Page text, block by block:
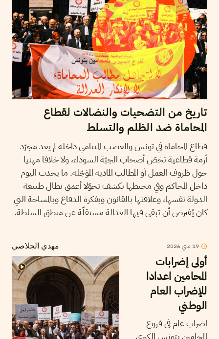
تاريخ من التضحيات والنضالات لقطاع
المحاماة ضد الظلم والتسلط
قطاع المحاماة في تونس والغضب المتنامي داخله لم يعد مجرّد
أزمة قطاعية تخصّ أصحاب الجبّة السوداء، ولا خلافا مهنيا
حول ظروف العمل أو المطالب المادية المؤجّلة. ما يحدث اليوم
داخل المحاكم وفي محيطها يكشف تحوّلا أعمق يطال طبيعة
الدولة نفسها، وعلاقتها بالقانون وبفكرة الدفاع وبالمساحة التي
كان يُفترض أن تبقى فيها العدالة مستقلّة عن منطق السلطة.
مهدي الجلاصي 19 ماي2026
أولى إضرابات
المحامين اعدادا
للإضراب العام
الوطني
اضراب عام في فروع